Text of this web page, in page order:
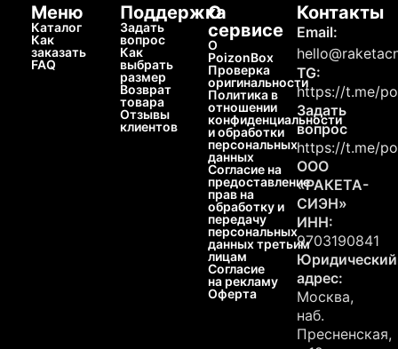
Меню
Каталог
Как
заказать
FAQ
Поддержка
Задать
вопрос
Как
выбрать
размер
Возврат
товара
Отзывы
клиентов
О
сервисе
О
PoizonBox
Проверка
оригинальности
Политика в
отношении
конфиденциальности
и обработки
персональных
данных
Согласие на
предоставление
прав на
обработку и
передачу
персональных
данных третьим
лицам
Согласие
на рекламу
Оферта
Контакты
Email:
TG:
https://t.me/
Задать
вопрос
https://t.me/
ООО
«РАКЕТА-
СИЭН»
ИНН:
9703190841
Юридический
адрес:
Москва,
наб.
Пресненская,